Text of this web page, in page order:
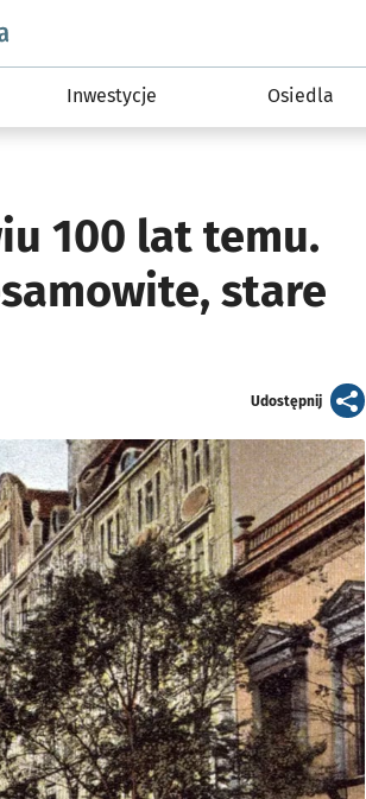
Dla mieszkańca
Inwestycje Osiedla
100 lat temu.
stare
Udostępnijartykuł